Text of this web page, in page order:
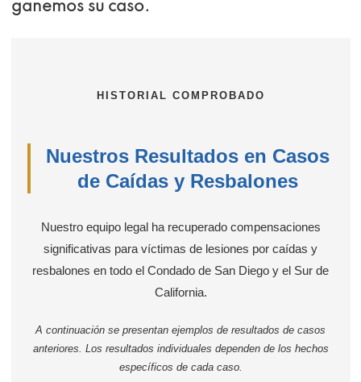
ganemos su caso.
HISTORIAL COMPROBADO
Nuestros Resultados en Casos
de Caídas y Resbalones
Nuestro equipo legal ha recuperado compensaciones
significativas para víctimas de lesiones por caídas y
resbalones en todo el Condado de San Diego y el Sur de
California.
A continuación se presentan ejemplos de resultados de casos
anteriores. Los resultados individuales dependen de los hechos
específicos de cada caso.